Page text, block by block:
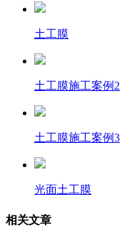
土工膜
土工膜施工案例2
土工膜施工案例3
光面土工膜
相关文章